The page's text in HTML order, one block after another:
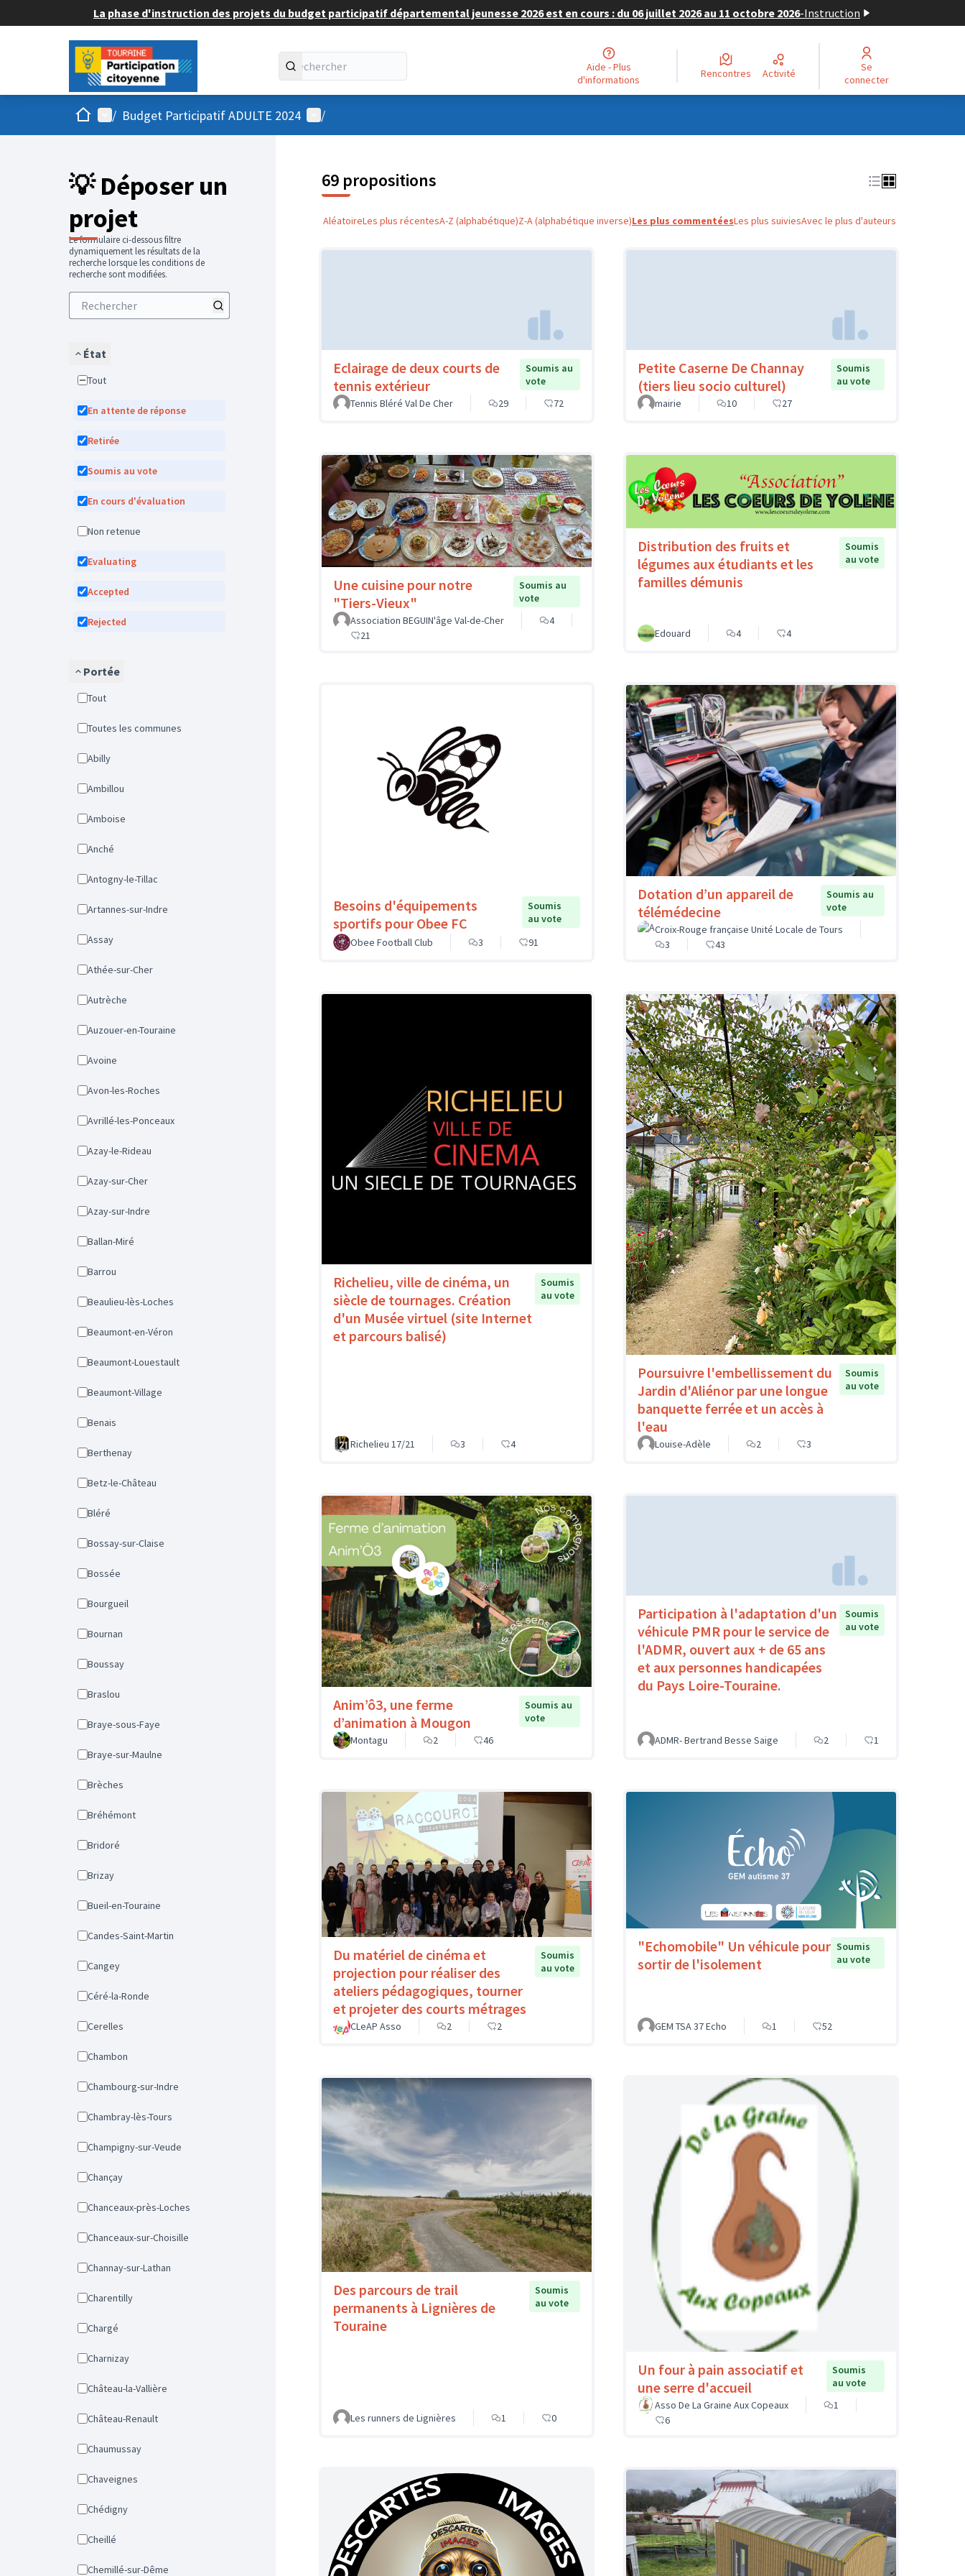
La phase d'instruction des projets du budget participatif départemental jeunesse 2026 est en cours : du 06 juillet 2026 au 11 octobre 2026-Instruction
Aide - Plus
d'informations
Rencontres Activité
Se
connecter
AccueilMenu principal
/ Budget Participatif ADULTE 2024 Menu utilisateur
/
💡 Déposer un
projet
Le formulaire ci-dessous filtre
dynamiquement les résultats de la
recherche lorsque les conditions de
recherche sont modifiées.
État
Tout
En attente de réponse
Retirée
Soumis au vote
En cours d'évaluation
Non retenue
Evaluating
Accepted
Rejected
Portée
Tout
Toutes les communes
Abilly
Ambillou
Amboise
Anché
Antogny-le-Tillac
Artannes-sur-Indre
Assay
Athée-sur-Cher
Autrèche
Auzouer-en-Touraine
Avoine
Avon-les-Roches
Avrillé-les-Ponceaux
Azay-le-Rideau
Azay-sur-Cher
Azay-sur-Indre
Ballan-Miré
Barrou
Beaulieu-lès-Loches
Beaumont-en-Véron
Beaumont-Louestault
Beaumont-Village
Benais
Berthenay
Betz-le-Château
Bléré
Bossay-sur-Claise
Bossée
Bourgueil
Bournan
Boussay
Braslou
Braye-sous-Faye
Braye-sur-Maulne
Brèches
Bréhémont
Bridoré
Brizay
Bueil-en-Touraine
Candes-Saint-Martin
Cangey
Céré-la-Ronde
Cerelles
Chambon
Chambourg-sur-Indre
Chambray-lès-Tours
Champigny-sur-Veude
Chançay
Chanceaux-près-Loches
Chanceaux-sur-Choisille
Channay-sur-Lathan
Charentilly
Chargé
Charnizay
Château-la-Vallière
Château-Renault
Chaumussay
Chaveignes
Chédigny
Cheillé
Chemillé-sur-Dême
69 propositions
AléatoireLes plus récentesA-Z (alphabétique)Z-A (alphabétique inverse)Les plus commentéesLes plus suiviesAvec le plus d'auteurs
Eclairage de deux courts de
tennis extérieur
Soumis au
vote
Tennis Bléré Val De Cher
29 72
Petite Caserne De Channay
(tiers lieu socio culturel)
Soumis
au vote
mairie
10 27
Une cuisine pour notre
"Tiers-Vieux"
Soumis au
vote
Association BEGUIN'âge Val-de-Cher
4
21
Distribution des fruits et
légumes aux étudiants et les
familles démunis
Soumis
au vote
Edouard 4 4
Besoins d'équipements
sportifs pour Obee FC
Soumis
au vote
Obee Football Club
3 91
Dotation d’un appareil de
télémédecine
Soumis au
vote
Croix-Rouge française Unité Locale de Tours
3
43
Richelieu, ville de cinéma, un
siècle de tournages. Création
d'un Musée virtuel (site Internet
et parcours balisé)
Soumis
au vote
Richelieu 17/21 3 4
Poursuivre l'embellissement du
Jardin d'Aliénor par une longue
banquette ferrée et un accès à
l'eau
Soumis
au vote
Louise-Adèle 2 3
Anim’ô3, une ferme
d’animation à Mougon
Soumis au
vote
Montagu
2 46
Participation à l'adaptation d'un
véhicule PMR pour le service de
l'ADMR, ouvert aux + de 65 ans
et aux personnes handicapées
du Pays Loire-Touraine.
Soumis
au vote
ADMR- Bertrand Besse Saige 2 1
Du matériel de cinéma et
projection pour réaliser des
ateliers pédagogiques, tourner
et projeter des courts métrages
Soumis
au vote
CLeAP Asso 2 2
"Echomobile" Un véhicule pour
sortir de l'isolement
Soumis
au vote
GEM TSA 37 Echo 1 52
Des parcours de trail
permanents à Lignières de
Touraine
Soumis
au vote
Les runners de Lignières 1 0
Un four à pain associatif et
une serre d'accueil
Soumis
au vote
Asso De La Graine Aux Copeaux
1
6